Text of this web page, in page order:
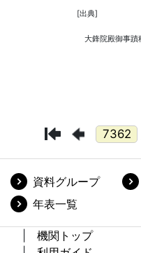
資料グループ
年表一覧
機関トップ